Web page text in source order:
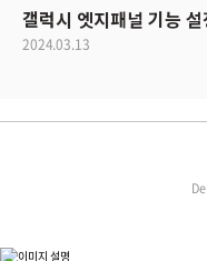
갤럭시 엣지패널 기능
2024.03.13